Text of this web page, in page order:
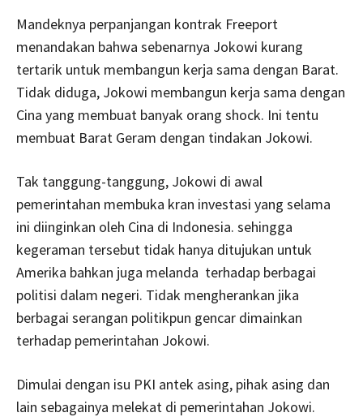
Mandeknya perpanjangan kontrak Freeport
menandakan bahwa sebenarnya Jokowi kurang
tertarik untuk membangun kerja sama dengan Barat.
Tidak diduga, Jokowi membangun kerja sama dengan
Cina yang membuat banyak orang shock. Ini tentu
membuat Barat Geram dengan tindakan Jokowi.
Tak tanggung-tanggung, Jokowi di awal
pemerintahan membuka kran investasi yang selama
ini diinginkan oleh Cina di Indonesia. sehingga
kegeraman tersebut tidak hanya ditujukan untuk
Amerika bahkan juga melanda terhadap berbagai
politisi dalam negeri. Tidak mengherankan jika
berbagai serangan politikpun gencar dimainkan
terhadap pemerintahan Jokowi.
Dimulai dengan isu PKI antek asing, pihak asing dan
lain sebagainya melekat di pemerintahan Jokowi.